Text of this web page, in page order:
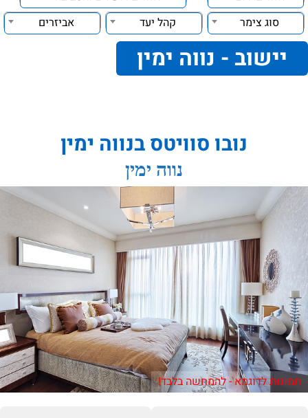
סוג צימר
קהל יעד אביזרים
יישוב - נווה ימין
נובו סוויטס בנווה ימין
נווה ימין
תמונות לדוגמא - להמחשה בלבד!